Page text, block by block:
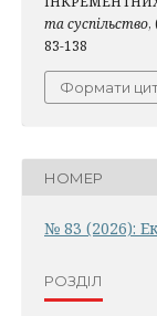
та суспільство,
83-138
Формати
НОМЕР
№ 83 (2026):
РОЗДІЛ